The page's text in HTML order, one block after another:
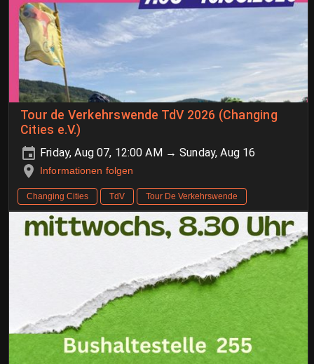
Tour de Verkehrswende TdV 2026 (Changing
Cities e.V.)
Friday, Aug 07, 12:00 AM → Sunday, Aug 16
Informationen folgen
Changing Cities TdV Tour De Verkehrswende